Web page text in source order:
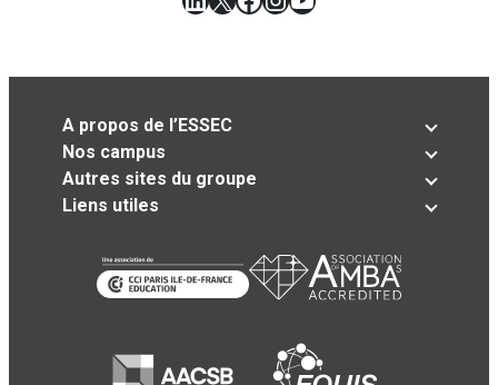
A propos de l’ESSEC
Nos campus
Autres sites du groupe
Liens utiles